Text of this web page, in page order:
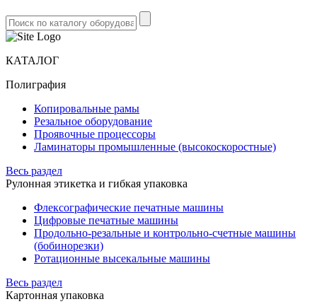
КАТАЛОГ
Полиграфия
Копировальные рамы
Резальное оборудование
Проявочные процессоры
Ламинаторы промышленные (высокоскоростные)
Весь раздел
Рулонная этикетка и гибкая упаковка
Флексографические печатные машины
Цифровые печатные машины
Продольно-резальные и контрольно-счетные машины
(бобинорезки)
Ротационные высекальные машины
Весь раздел
Картонная упаковка